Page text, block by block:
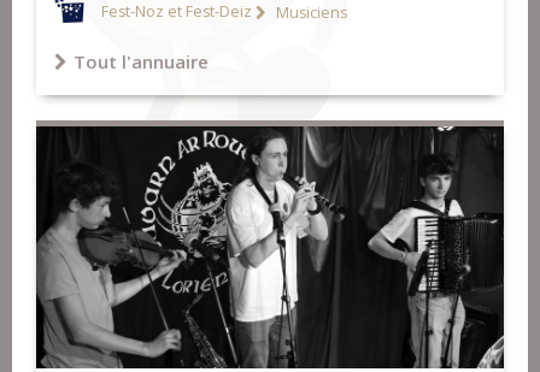
Fest-Noz et Fest-Deiz Musiciens
Tout l'annuaire